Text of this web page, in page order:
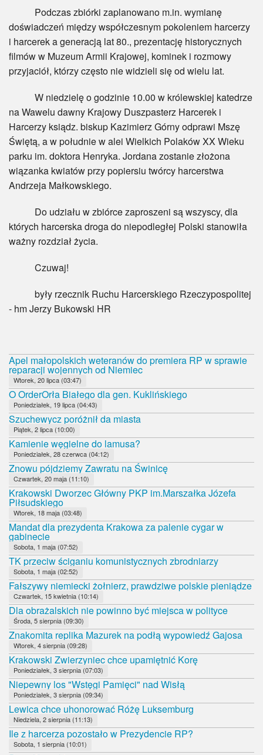
Podczas zbiórki zaplanowano m.in. wymianę
doświadczeń między współczesnym pokoleniem harcerzy
i harcerek a generacją lat 80., prezentację historycznych
filmów w Muzeum Armii Krajowej, kominek i rozmowy
przyjaciół, którzy często nie widzieli się od wielu lat.
W niedzielę o godzinie 10.00 w królewskiej katedrze
na Wawelu dawny Krajowy Duszpasterz Harcerek i
Harcerzy ksiądz. biskup Kazimierz Górny odprawi Mszę
Świętą, a w południe w alei Wielkich Polaków XX Wieku
parku im. doktora Henryka. Jordana zostanie złożona
wiązanka kwiatów przy popiersiu twórcy harcerstwa
Andrzeja Małkowskiego.
Do udziału w zbiórce zaproszeni są wszyscy, dla
których harcerska droga do niepodległej Polski stanowiła
ważny rozdział życia.
Czuwaj!
były rzecznik Ruchu Harcerskiego Rzeczypospolitej
- hm Jerzy Bukowski HR
Apel małopolskich weteranów do premiera RP w sprawie
reparacji wojennych od Niemiec
Wtorek, 20 lipca (03:47)
O OrderOrła Białego dla gen. Kuklińskiego
Poniedziałek, 19 lipca (04:43)
Szuchewycz poróżnił da miasta
Piątek, 2 lipca (10:00)
Kamienie węgielne do lamusa?
Poniedziałek, 28 czerwca (04:12)
Znowu pójdziemy Zawratu na Świnicę
Czwartek, 20 maja (11:10)
Krakowski Dworzec Główny PKP im.Marszałka Józefa
Piłsudskiego
Wtorek, 18 maja (03:48)
Mandat dla prezydenta Krakowa za palenie cygar w
gabinecie
Sobota, 1 maja (07:52)
TK przeciw ściganiu komunistycznych zbrodniarzy
Sobota, 1 maja (02:52)
Fałszywy niemiecki żołnierz, prawdziwe polskie pieniądze
Czwartek, 15 kwietnia (10:14)
Dla obrażalskich nie powinno być miejsca w polityce
Środa, 5 sierpnia (09:30)
Znakomita replika Mazurek na podłą wypowiedź Gajosa
Wtorek, 4 sierpnia (09:28)
Krakowski Zwierzyniec chce upamiętnić Korę
Poniedziałek, 3 sierpnia (07:03)
Niepewny los "Wstęgi Pamięci" nad Wisłą
Poniedziałek, 3 sierpnia (09:34)
Lewica chce uhonorować Różę Luksemburg
Niedziela, 2 sierpnia (11:13)
Ile z harcerza pozostało w Prezydencie RP?
Sobota, 1 sierpnia (10:01)